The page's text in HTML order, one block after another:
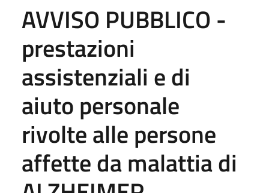
AVVISO PUBBLICO -
prestazioni
assistenziali e di
aiuto personale
rivolte alle persone
affette da malattia di